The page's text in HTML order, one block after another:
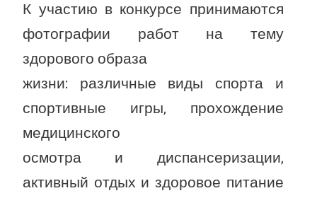
К участию в конкурсе принимаются
фотографии работ на тему
здорового образа
жизни: различные виды спорта и
спортивные игры, прохождение
медицинского
осмотра и диспансеризации,
активный отдых и здоровое питание